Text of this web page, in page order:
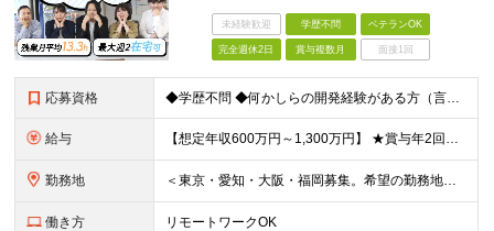
未経験歓迎 学歴不問 ベテランOK
完全週休2日 賞与複数月 面接1回
応募資格 ◆学歴不問 ◆何かしらの開発経験がある方（言語不問） ◆マネジメント経験がある方（規模不問） ＜以下のような方を歓迎します＞ ◎これまでの経験を活かし管理職を目指したい方 ◎新しいサービスの企画から
給与 【想定年収600万円～1,300万円】 ★賞与年2回＋勤務地手当＋残業手当（年平均残業時間にて算出）を含む ※基本給＋勤務地手当＋役職手当 ※勤務地手当：結婚の有無に関係なく、物価などの違いを考慮して
勤務地 ＜東京・愛知・大阪・福岡募集。希望の勤務地で働けます＞ 希望通りの配属＆転勤も基本なし！ 「プロジェクト人員の枠を広げたい」などといった、 会社からの強制的な異動・出向依頼はありません。 ■東京オフ
働き方 リモートワークOK